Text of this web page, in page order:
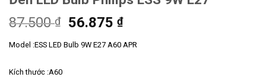
87.500₫
Giá
là:
56.875₫Giá
tại
Model :ESS LED Bulb 9W E27 A60 APR
Kích thước :A60